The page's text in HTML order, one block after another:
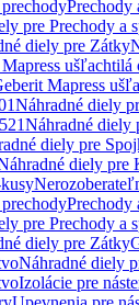
Prechody
pre Prechody a
diely pre Zátky
ušľachtilá
Mapress
Náhradné diely
Náhradné diely
diely pre
diely pre
Prechody
pre Prechody a
diely pre Zátky
Náhradné diely
Izolácie pre